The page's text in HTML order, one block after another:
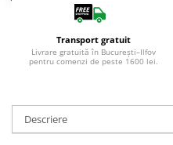
Transport gratuit
Livrare gratuită în București–Ilfov
pentru comenzi de peste 1600 lei.
Descriere